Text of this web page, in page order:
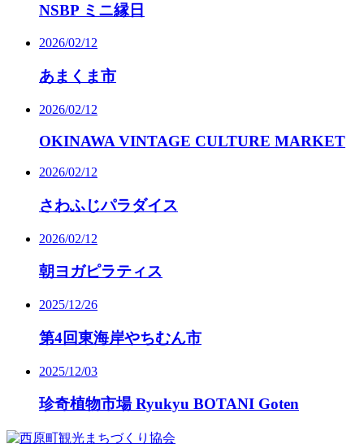
NSBP ミニ縁日
2026/02/12
あまくま市
2026/02/12
OKINAWA VINTAGE CULTURE MARKET
2026/02/12
さわふじパラダイス
2026/02/12
朝ヨガピラティス
2025/12/26
第4回東海岸やちむん市
2025/12/03
珍奇植物市場 Ryukyu BOTANI Goten